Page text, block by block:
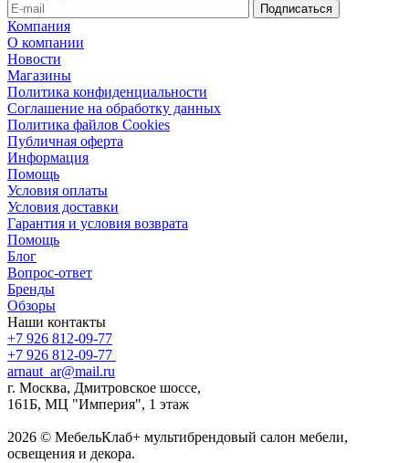
Компания
О компании
Новости
Магазины
Политика конфиденциальности
Соглашение на обработку данных
Политика файлов Cookies
Публичная оферта
Информация
Помощь
Условия оплаты
Условия доставки
Гарантия и условия возврата
Помощь
Блог
Вопрос-ответ
Бренды
Обзоры
Наши контакты
+7 926 812-09-77
+7 926 812-09-77
arnaut_ar@mail.ru
г. Москва, Дмитровское шоссе,
161Б, МЦ "Империя", 1 этаж
2026 © МебельКлаб+ мультибрендовый салон мебели,
освещения и декора.